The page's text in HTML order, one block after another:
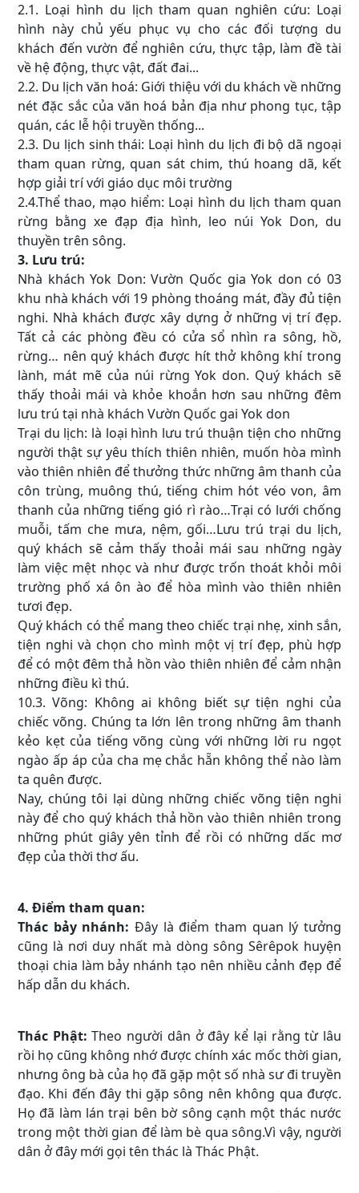
2.1. Loại hình du lịch tham quan nghiên cứu: Loại
hình này chủ yếu phục vụ cho các đối tượng du
khách đến vườn để nghiên cứu, thực tập, làm đề tài
về hệ động, thực vật, đất đai...
2.2. Du lịch văn hoá: Giới thiệu với du khách về những
nét đặc sắc của văn hoá bản địa như phong tục, tập
quán, các lễ hội truyền thống...
2.3. Du lịch sinh thái: Loại hình du lịch đi bộ dã ngoại
tham quan rừng, quan sát chim, thú hoang dã, kết
hợp giải trí với giáo dục môi trường
2.4.Thể thao, mạo hiểm: Loại hình du lịch tham quan
rừng bằng xe đạp địa hình, leo núi Yok Don, du
thuyền trên sông.
3. Lưu trú:
Nhà khách Yok Don: Vườn Quốc gia Yok don có 03
khu nhà khách với 19 phòng thoáng mát, đầy đủ tiện
nghi. Nhà khách được xây dựng ở những vị trí đẹp.
Tất cả các phòng đều có cửa sổ nhìn ra sông, hồ,
rừng… nên quý khách được hít thở không khí trong
lành, mát mẽ của núi rừng Yok don. Quý khách sẽ
thấy thoải mái và khỏe khoắn hơn sau những đêm
lưu trú tại nhà khách Vườn Quốc gai Yok don
Trại du lịch: là loại hình lưu trú thuận tiện cho những
người thật sự yêu thích thiên nhiên, muốn hòa mình
vào thiên nhiên để thưởng thức những âm thanh của
côn trùng, muông thú, tiếng chim hót véo von, âm
thanh của những tiếng gió rì rào…Trại có lưới chống
muỗi, tấm che mưa, nệm, gối…Lưu trú trại du lịch,
quý khách sẽ cảm thấy thoải mái sau những ngày
làm việc mệt nhọc và như được trốn thoát khỏi môi
trường phố xá ôn ào để hòa mình vào thiên nhiên
tươi đẹp.
Quý khách có thể mang theo chiếc trại nhẹ, xinh sắn,
tiện nghi và chọn cho mình một vị trí đẹp, phù hợp
để có một đêm thả hồn vào thiên nhiên để cảm nhận
những điều kì thú.
10.3. Võng: Không ai không biết sự tiện nghi của
chiếc võng. Chúng ta lớn lên trong những âm thanh
kẻo kẹt của tiếng võng cùng với những lời ru ngọt
ngào ấp áp của cha mẹ chắc hẵn không thể nào làm
ta quên được.
Nay, chúng tôi lại dùng những chiếc võng tiện nghi
này để cho quý khách thả hồn vào thiên nhiên trong
những phút giây yên tỉnh để rồi có những dấc mơ
đẹp của thời thơ ấu.
4. Điểm tham quan:
Thác bảy nhánh: Đây là điểm tham quan lý tưởng
cũng là nơi duy nhất mà dòng sông Sêrêpok huyện
thoại chia làm bảy nhánh tạo nên nhiều cảnh đẹp để
hấp dẫn du khách.
Thác Phật:Theo người dân ở đây kể lại rằng từ lâu
rồi họ cũng không nhớ được chính xác mốc thời gian,
nhưng ông bà của họ đã gặp một số nhà sư đi truyền
đạo. Khi đến đây thi gặp sông nên không qua được.
Họ đã làm lán trại bên bờ sông cạnh một thác nước
trong một thời gian để làm bè qua sông.Vì vậy, người
dân ở đây mới gọi tên thác là Thác Phật.